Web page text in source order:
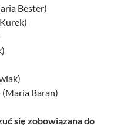
Bester)
(Maria Baran)
się zobowiązana do